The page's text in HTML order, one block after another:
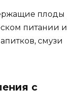
плоды
питании и
смузи
с